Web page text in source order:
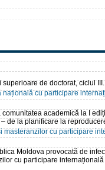
de doctorat, ciclul
cu participare
comunitatea academică la I
de la planificare la
cu participare
Moldova provocată de
cu participare